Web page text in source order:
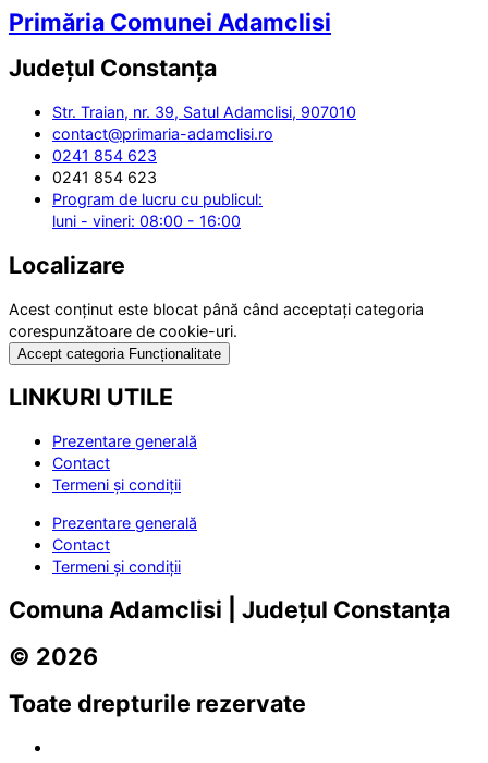
Primăria Comunei Adamclisi
Județul Constanța
Str. Traian, nr. 39, Satul Adamclisi, 907010
contact@primaria-adamclisi.ro
0241 854 623
0241 854 623
Program de lucru cu publicul:
luni - vineri: 08:00 - 16:00
Localizare
Acest conținut este blocat până când acceptați categoria
corespunzătoare de cookie-uri.
Accept categoria Funcționalitate
LINKURI UTILE
Prezentare generală
Contact
Termeni și condiții
Prezentare generală
Contact
Termeni și condiții
Comuna Adamclisi | Județul Constanța
© 2026
Toate drepturile rezervate